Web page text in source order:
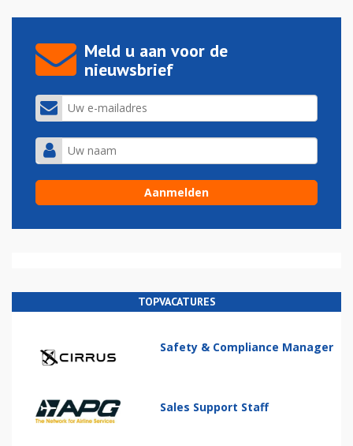
Meld u aan voor de
nieuwsbrief
TOPVACATURES
Safety & Compliance Manager
Sales Support Staff